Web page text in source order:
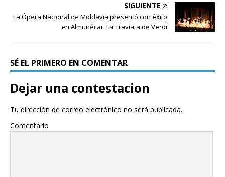
SIGUIENTE
La Ópera Nacional de Moldavia presentó con éxito
en Almuñécar La Traviata de Verdi
SÉ EL PRIMERO EN COMENTAR
Dejar una contestacion
Tu dirección de correo electrónico no será publicada.
Comentario